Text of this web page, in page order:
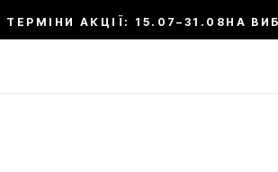
АКЦІЇ: 15.07–31.08 НА